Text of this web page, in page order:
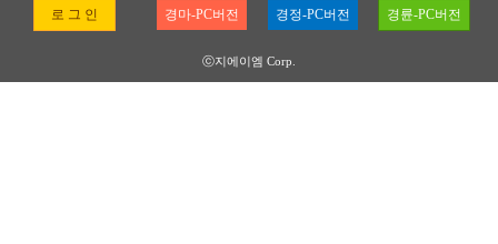
로 그 인 경마-PC버전 경정-PC버전 경륜-PC버전
ⓒ지에이엠 Corp.